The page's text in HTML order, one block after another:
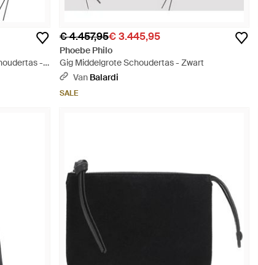
-
€ 4.457,95€ 3.445,95
Phoebe Philo
Gig Middelgrote Schoudertas - Zwart
Van Balardi
SALE